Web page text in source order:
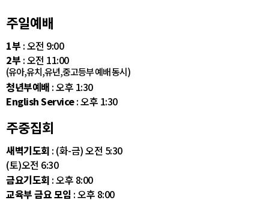
주일예배
1부 : 오전 9:00
2부 : 오전 11:00
(유아,유치,유년,중고등부 예배 동시)
청년부예배 : 오후 1:30
English Service: 오후 1:30
주중집회
새벽기도회 : (화-금) 오전 5:30
(토)오전 6:30
금요기도회 : 오후 8:00
교육부 금요 모임 : 오후 8:00